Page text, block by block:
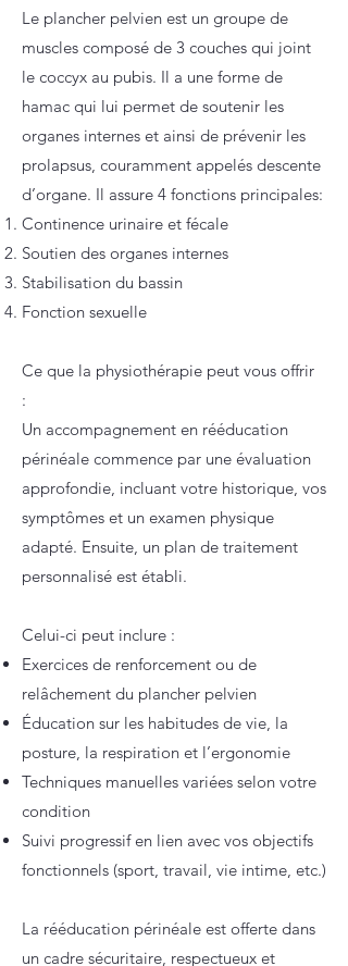
Le plancher pelvien est un groupe de
muscles composé de 3 couches qui joint
le coccyx au pubis. Il a une forme de
hamac qui lui permet de soutenir les
organes internes et ainsi de prévenir les
prolapsus, couramment appelés descente
d’organe. Il assure 4 fonctions principales:
Continence urinaire et fécale
Soutien des organes internes
Stabilisation du bassin
Fonction sexuelle
Ce que la physiothérapie peut vous offrir
:
Un accompagnement en rééducation
périnéale commence par une évaluation
approfondie, incluant votre historique, vos
symptômes et un examen physique
adapté. Ensuite, un plan de traitement
personnalisé est établi.
Celui-ci peut inclure :
Exercices de renforcement ou de
relâchement du plancher pelvien
Éducation sur les habitudes de vie, la
posture, la respiration et l’ergonomie
Techniques manuelles variées selon votre
condition
Suivi progressif en lien avec vos objectifs
fonctionnels (sport, travail, vie intime, etc.)
La rééducation périnéale est offerte dans
un cadre sécuritaire, respectueux et